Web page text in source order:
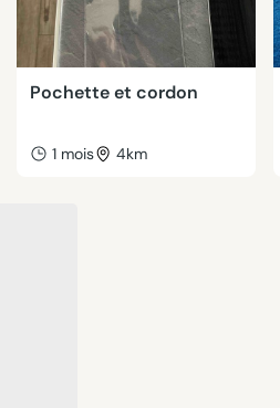
Pochette et cordon
1 mois 4km